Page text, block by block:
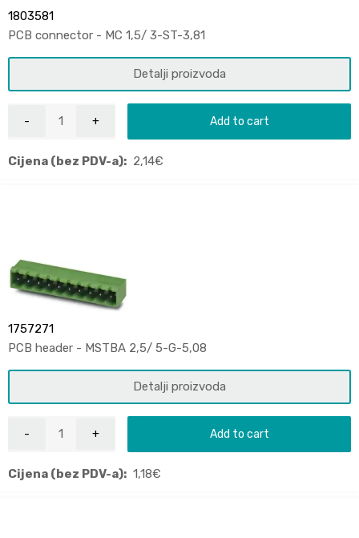
1803581
PCB connector - MC 1,5/ 3-ST-3,81
Detalji proizvoda
Add to cart
Cijena (bez PDV-a): 2,14€
1757271
PCB header - MSTBA 2,5/ 5-G-5,08
Detalji proizvoda
Add to cart
Cijena (bez PDV-a): 1,18€